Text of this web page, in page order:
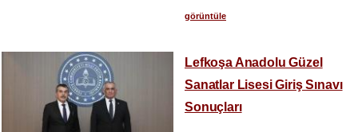
görüntüle
Lefkoşa Anadolu Güzel
Sanatlar Lisesi Giriş Sınavı
Sonuçları